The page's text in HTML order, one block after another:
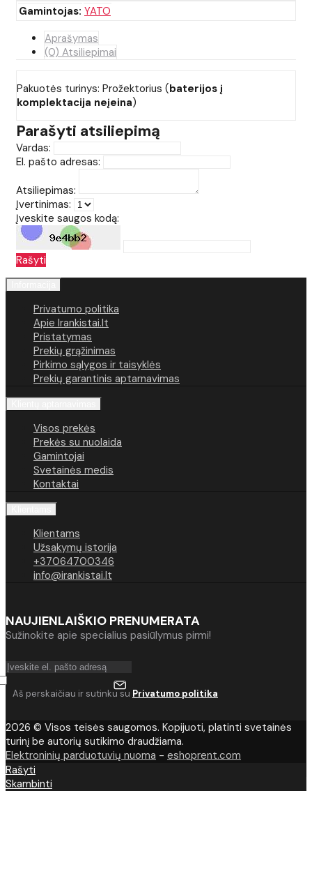
Gamintojas: YATO
Aprašymas
(0) Atsiliepimai
Pakuotės turinys: Prožektorius (baterijos į
komplektacija neįeina)
Parašyti atsiliepimą
Vardas:
El. pašto adresas:
Atsiliepimas:
Įvertinimas:
Įveskite saugos kodą:
Rašyti
Privatumo politika
Apie Irankistai.lt
Pristatymas
Prekių grąžinimas
Pirkimo sąlygos ir taisyklės
Prekių garantinis aptarnavimas
Visos prekės
Prekės su nuolaida
Gamintojai
Svetainės medis
Kontaktai
Klientams
Užsakymų istorija
+37064700346
info@irankistai.lt
NAUJIENLAIŠKIO PRENUMERATA
Sužinokite apie specialius pasiūlymus pirmi!
Aš perskaičiau ir sutinku su Privatumo politika
2026 © Visos teisės saugomos. Kopijuoti, platinti svetainės
turinį be autorių sutikimo draudžiama.
Elektroninių parduotuvių nuoma - eshoprent.com
Rašyti
Skambinti